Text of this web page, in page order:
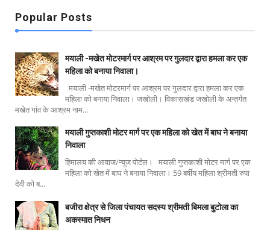
Popular Posts
मयाली -मखेत मोटरमार्ग पर आश्रम पर गुलदार द्वारा हमला कर एक
महिला को बनाया निवाला।
मयाली -मखेत मोटरमार्ग पर आश्रम पर गुलदार द्वारा हमला कर एक
महिला को बनाया निवाला। जखोली। विकासखंड जखोली के अन्तर्गत
मखेत गांव के आश्रम नाम...
मयाली गुप्तकाशी मोटर मार्ग पर एक महिला को खेत में बाघ ने बनाया
निवाला
हिमालय की आवाज/न्यूज पोर्टल। मयाली गुप्तकाशी मोटर मार्ग पर एक
महिला को खेत में बाघ ने बनाया निवाला। 59 बर्षीय महिला श्रीमती रुपा
देवी को ब...
बजीरा क्षेत्र से जिला पंचायत सदस्य श्रीमती बिमला बुटोला का
अकस्मात निधन